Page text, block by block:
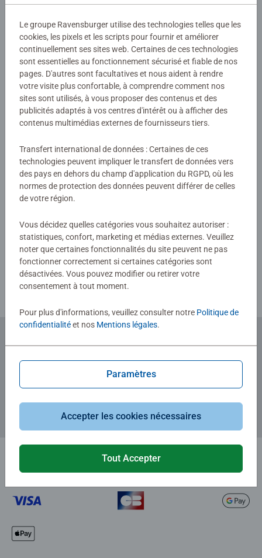
moment, vous pouvez refermer la mallette et ranger votre
puzzle, même en cours d'assemblage.
Celle-ci compresse le puzzle de sorte à le garder intact, et
vous permet de le reprendre après une petite pause. Peu
épaisse, la mallette peut se glisser partout : sous un lit, un
canapé, ou même en position verticale. Voilà un
indispensable pour tous les passionnés de puzzles !
Détails
Numéro d'article:
17962
EAN:
4005556179626
Avertissements et informations du fabricant
Évaluations (11)
Average rating 3,2 out of 5 stars.
3,2/5
Consignes d'évaluation
et recevez un bon d'achat de 5€.
Le groupe Ravensburger utilise des technologies telles que les
cookies, les pixels et les scripts pour fournir et améliorer
continuellement ses sites web. Certaines de ces technologies
sont essentielles au fonctionnement sécurisé et fiable de nos
pages. D'autres sont facultatives et nous aident à rendre
votre visite plus confortable, à comprendre comment nos
sites sont utilisés, à vous proposer des contenus et des
publicités adaptés à vos centres d'intérêt ou à afficher des
contenus multimédias externes de fournisseurs tiers.
Transfert international de données : Certaines de ces
technologies peuvent impliquer le transfert de données vers
des pays en dehors du champ d'application du RGPD, où les
normes de protection des données peuvent différer de celles
de votre région.
Vous décidez quelles catégories vous souhaitez autoriser :
statistiques, confort, marketing et médias externes. Veuillez
noter que certaines fonctionnalités du site peuvent ne pas
fonctionner correctement si certaines catégories sont
désactivées. Vous pouvez modifier ou retirer votre
consentement à tout moment.
Pour plus d'informations, veuillez consulter notre Politique de
confidentialitéet nos Mentions légales.
Paramètres
Accepter les cookies nécessaires
Tout Accepter